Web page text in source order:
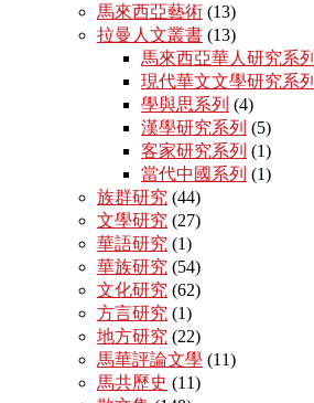
馬來西亞藝術 (13)
拉曼人文叢書 (13)
馬來西亞華人研究系列
現代華文文學研究系列
學與思系列 (4)
漢學研究系列 (5)
客家研究系列 (1)
當代中國系列 (1)
族群研究 (44)
文學研究 (27)
華語研究 (1)
華族研究 (54)
文化研究 (62)
方言研究 (1)
地方研究 (22)
馬華評論文學 (11)
馬共歷史 (11)